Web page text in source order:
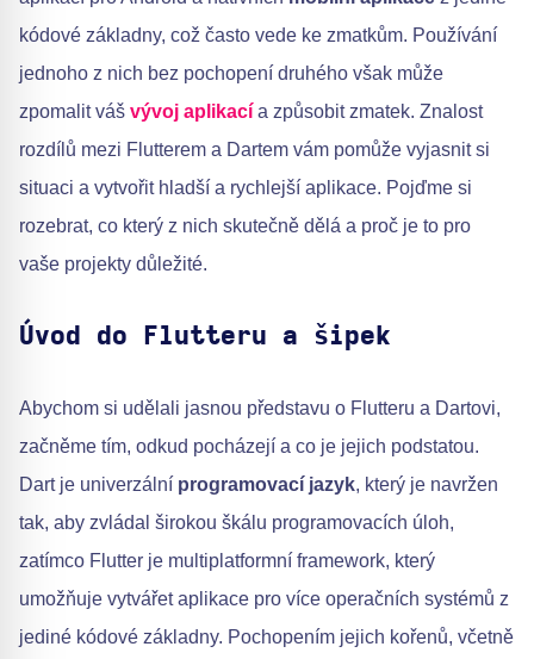
kódové základny, což často vede ke zmatkům. Používání
jednoho z nich bez pochopení druhého však může
zpomalit váš vývoj aplikací a způsobit zmatek. Znalost
rozdílů mezi Flutterem a Dartem vám pomůže vyjasnit si
situaci a vytvořit hladší a rychlejší aplikace. Pojďme si
rozebrat, co který z nich skutečně dělá a proč je to pro
vaše projekty důležité.
Úvod do Flutteru a šipek
Abychom si udělali jasnou představu o Flutteru a Dartovi,
začněme tím, odkud pocházejí a co je jejich podstatou.
Dart je univerzální programovací jazyk, který je navržen
tak, aby zvládal širokou škálu programovacích úloh,
zatímco Flutter je multiplatformní framework, který
umožňuje vytvářet aplikace pro více operačních systémů z
jediné kódové základny. Pochopením jejich kořenů, včetně